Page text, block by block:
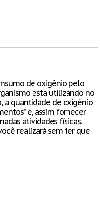
de oxigênio pelo
esta utilizando no
a quantidade de oxigênio
e, assim fornecer
atividades físicas.
realizará sem ter que